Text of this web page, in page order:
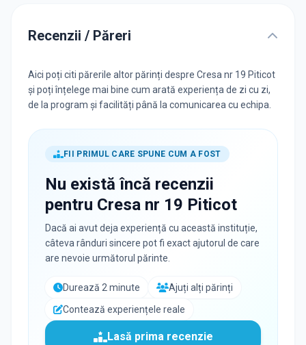
Recenzii / Păreri
Aici poți citi părerile altor părinți despre Cresa nr 19 Piticot
și poți înțelege mai bine cum arată experiența de zi cu zi,
de la program și facilități până la comunicarea cu echipa.
FII PRIMUL CARE SPUNE CUM A FOST
Nu există încă recenzii
pentru Cresa nr 19 Piticot
Dacă ai avut deja experiență cu această instituție,
câteva rânduri sincere pot fi exact ajutorul de care
are nevoie următorul părinte.
Durează 2 minute
Ajuți alți părinți
Contează experiențele reale
Lasă prima recenzie